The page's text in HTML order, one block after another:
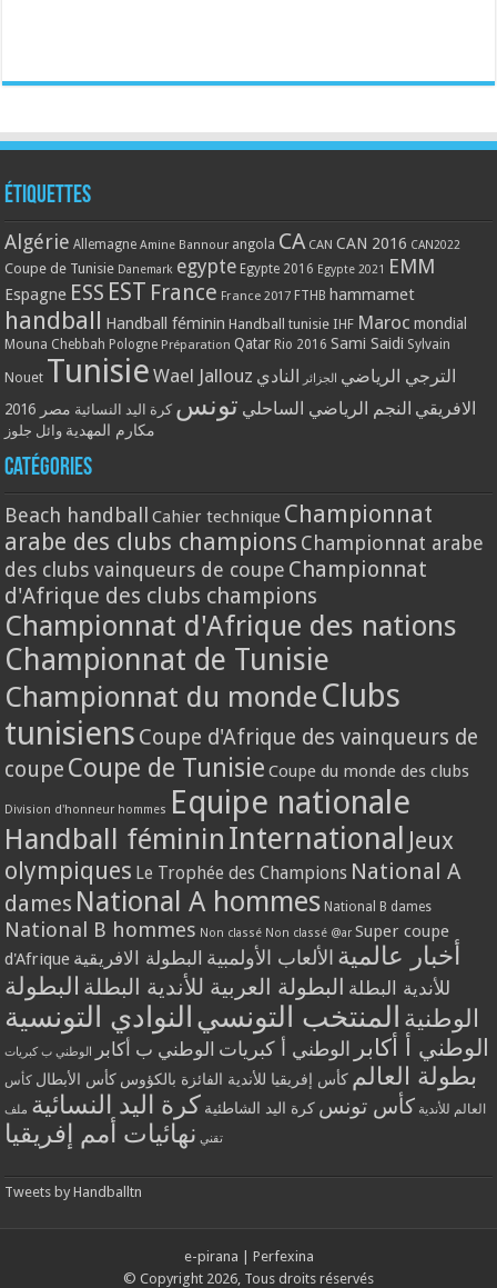
Étiquettes
Algérie Allemagne Amine Bannour angola CA CAN CAN 2016 CAN2022
Coupe de Tunisie Danemark egypte Egypte 2016 Egypte 2021 EMM
Espagne ESS EST France France 2017 FTHB hammamet
handball Handball féminin Handball tunisie IHF Maroc mondial
Mouna Chebbah Pologne Préparation Qatar Rio 2016 Sami Saidi Sylvain
Nouet Tunisie Wael Jallouz الترجي الرياضي الجزائر النادي
الافريقي النجم الرياضي الساحلي تونس كرة اليد النسائية مصر 2016
مكارم المهدية وائل جلوز
Catégories
Beach handball Cahier technique Championnat
arabe des clubs champions Championnat arabe
des clubs vainqueurs de coupe Championnat
d'Afrique des clubs champions
Championnat d'Afrique des nations
Championnat de Tunisie
Championnat du monde Clubs
tunisiens Coupe d'Afrique des vainqueurs de
coupe Coupe de Tunisie Coupe du monde des clubs
Division d'honneur hommes Equipe nationale
Handball féminin International Jeux
olympiques Le Trophée des Champions National A
dames National A hommes National B dames
National B hommes Non classé Non classé @ar Super coupe
d'Afrique
أخبار عالمية الألعاب الأولمبية البطولة الافريقية
للأندية البطلة البطولة العربية للأندية البطلة البطولة
الوطنية المنتخب التونسي النوادي التونسية
الوطني أ أكابر الوطني أ كبريات الوطني ب أكابر الوطني ب كبريات
بطولة العالم كأس إفريقيا للأندية الفائزة بالكؤوس كأس الأبطال كأس
العالم للأندية كأس تونس كرة اليد الشاطئية كرة اليد النسائية ملف
تقني نهائيات أمم إفريقيا
Tweets by Handballtn
e-pirana
Perfexina
© Copyright 2026, Tous droits réservés